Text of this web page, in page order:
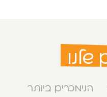
שלנו
הנימכרים ביותר